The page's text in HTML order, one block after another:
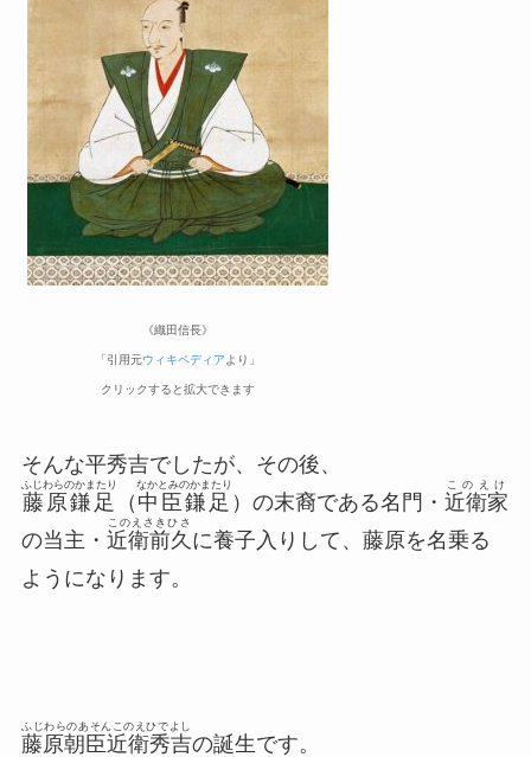
《織田信長》
「引用元ウィキペディア より」
クリックすると拡大できます
そんな平秀吉でしたが、その後、
藤原鎌足
ふじわらのかまたり
（ 中臣鎌足
なかとみのかまたり
）の末裔である名門・ 近衛家
このえけ
の当主・ 近衛前久
このえさきひさ
に養子入りして、藤原を名乗る
ようになります。
藤原朝臣近衛秀吉
ふじわらのあそんこのえひでよし
の誕生です。